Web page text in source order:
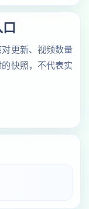
更新、视频数量
快照，不代表实